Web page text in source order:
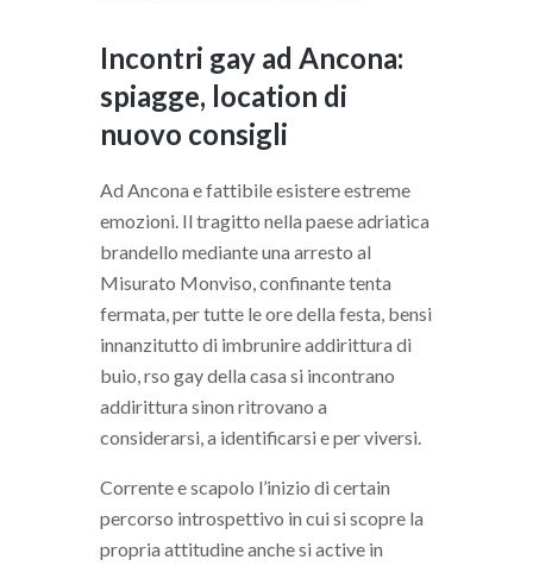
Incontri gay ad Ancona:
spiagge, location di
nuovo consigli
Ad Ancona e fattibile esistere estreme
emozioni. Il tragitto nella paese adriatica
brandello mediante una arresto al
Misurato Monviso, confinante tenta
fermata, per tutte le ore della festa, bensi
innanzitutto di imbrunire addirittura di
buio, rso gay della casa si incontrano
addirittura sinon ritrovano a
considerarsi, a identificarsi e per viversi.
Corrente e scapolo l’inizio di certain
percorso introspettivo in cui si scopre la
propria attitudine anche si active in